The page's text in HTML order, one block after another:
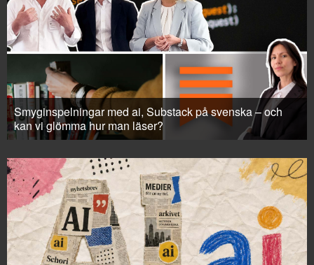
Smyginspelningar med ai, Substack på svenska – och
kan vi glömma hur man läser?